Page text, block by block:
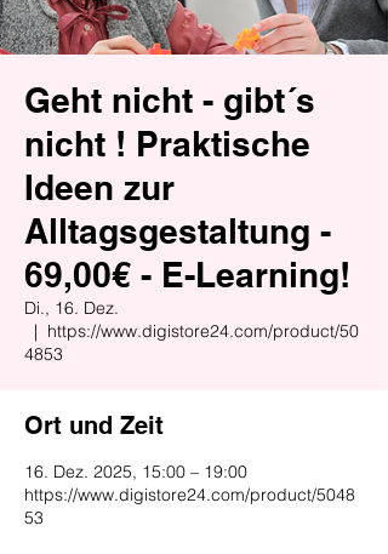
Geht nicht - gibt´s
nicht ! Praktische
Ideen zur
Alltagsgestaltung -
69,00€ - E-Learning!
Di., 16. Dez.
  |
https://www.digistore24.com/product/50
4853
Ort und Zeit
16. Dez. 2025, 15:00 – 19:00
https://www.digistore24.com/product/5048
53